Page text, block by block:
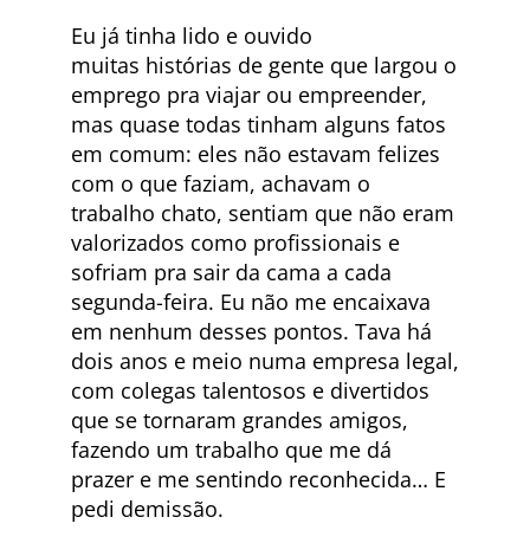
Eu já tinha lido e ouvido
muitas histórias de gente que largou o
emprego pra viajar ou empreender,
mas quase todas tinham alguns fatos
em comum: eles não estavam felizes
com o que faziam, achavam o
trabalho chato, sentiam que não eram
valorizados como profissionais e
sofriam pra sair da cama a cada
segunda-feira. Eu não me encaixava
em nenhum desses pontos. Tava há
dois anos e meio numa empresa legal,
com colegas talentosos e divertidos
que se tornaram grandes amigos,
fazendo um trabalho que me dá
prazer e me sentindo reconhecida… E
pedi demissão.